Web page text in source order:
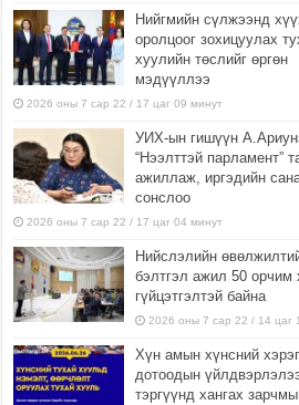
Нийгмийн сүлжээнд
оролцоог зохицуулах
хуулийн төслийг өргөн
мэдүүллээ
2026 оны 7 сар 22 / 17 цаг 09 минут
УИХ-ын гишүүн
“Нээлттэй парламент”
ажиллаж, иргэдийн
сонслоо
2026 оны 7 сар 22 / 17 цаг 04 минут
Нийслэлийн
бэлтгэл ажил 50 орчим
гүйцэтгэлтэй байна
2026 оны 7 сар 22 / 14 цаг
Хүн амын хүнсний
дотоодын
тэргүүнд хангах